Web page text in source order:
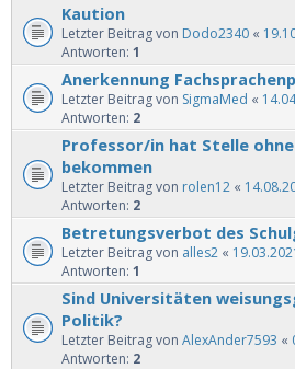
Kaution
Letzter Beitrag von Dodo2340 «
Antworten: 1
Anerkennung
Letzter Beitrag von SigmaMed «
Antworten: 2
Professor/in hat Stelle
bekommen
Letzter Beitrag von rolen12 «
Antworten: 2
Betretungsverbot des
Letzter Beitrag von alles2 «
Antworten: 1
Sind Universitäten
Politik?
Letzter Beitrag von AlexAnder7593 «
Antworten: 2